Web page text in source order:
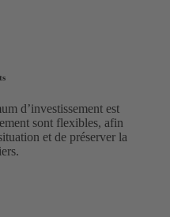
d’investissement est
sont flexibles, afin
et de préserver la